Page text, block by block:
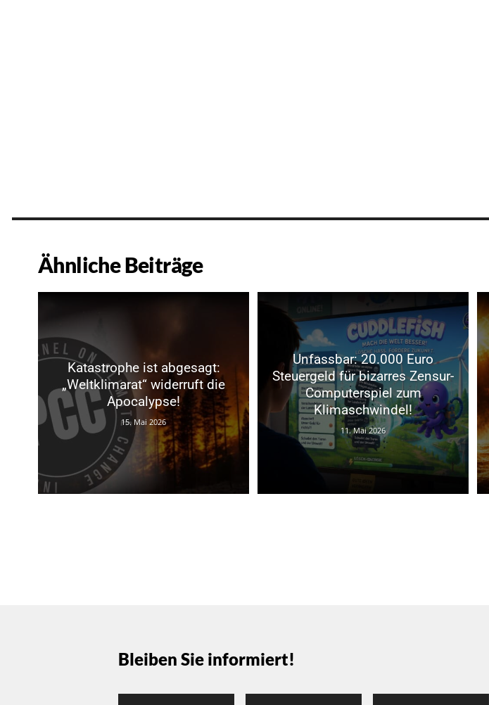
Ähnliche Beiträge
Katastrophe ist abgesagt:
„Weltklimarat“ widerruft die
Apocalypse!
15. Mai 2026
Unfassbar: 20.000 Euro
Steuergeld für bizarres Zensur-
Computerspiel zum
Klimaschwindel!
11. Mai 2026
Bleiben Sie informiert!